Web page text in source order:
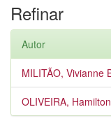
Refinar
Autor
MILITÃO, Vivianne
OLIVEIRA,